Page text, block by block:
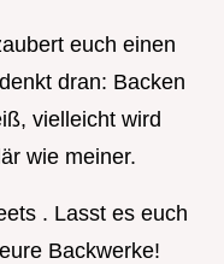
euch einen
dran: Backen
vielleicht wird
wie meiner.
. Lasst es euch
Backwerke!